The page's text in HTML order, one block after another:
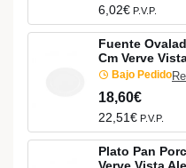
6,02€ P.V.P.
Fuente
Cm Verve
Bajo Pedido
18,60€
22,51€ P.V.P.
Plato Pan
Verve Vista